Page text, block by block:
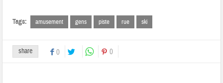
Tags: amusement gens piste rue ski
share 0 0